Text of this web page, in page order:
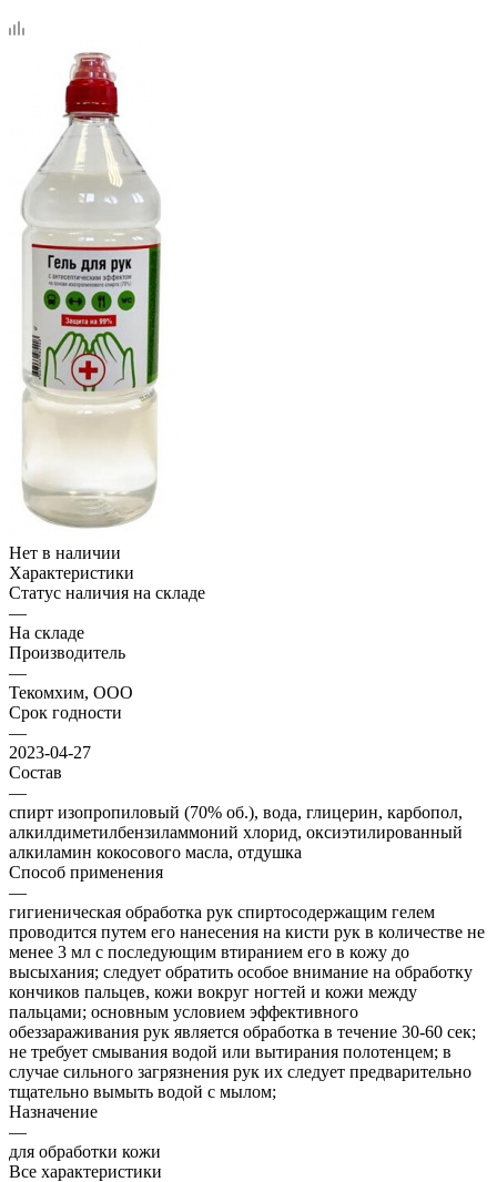
Нет в наличии
Характеристики
Статус наличия на складе
—
На складе
Производитель
—
Текомхим, ООО
Срок годности
—
2023-04-27
Состав
—
спирт изопропиловый (70% об.), вода, глицерин, карбопол,
алкилдиметилбензиламмоний хлорид, оксиэтилированный
алкиламин кокосового масла, отдушка
Способ применения
—
гигиеническая обработка рук спиртосодержащим гелем
проводится путем его нанесения на кисти рук в количестве не
менее 3 мл с последующим втиранием его в кожу до
высыхания; следует обратить особое внимание на обработку
кончиков пальцев, кожи вокруг ногтей и кожи между
пальцами; основным условием эффективного
обеззараживания рук является обработка в течение 30-60 сек;
не требует смывания водой или вытирания полотенцем; в
случае сильного загрязнения рук их следует предварительно
тщательно вымыть водой с мылом;
Назначение
—
для обработки кожи
Все характеристики